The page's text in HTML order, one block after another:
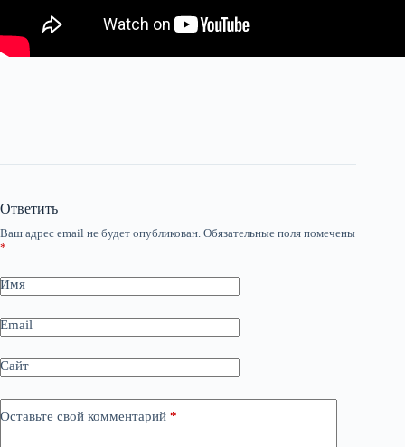
Ответить
Ваш адрес email не будет опубликован. Обязательные поля помечены
*
Имя
Email
Сайт
Оставьте свой комментарий *